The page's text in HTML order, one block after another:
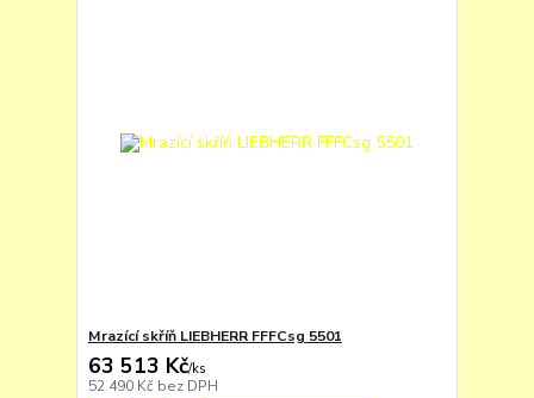
Mrazící skříň LIEBHERR FFFCsg 5501
63 513 Kč/ks
52 490 Kč bez DPH